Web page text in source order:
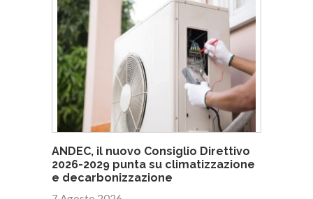
ANDEC, il nuovo Consiglio Direttivo
2026-2029 punta su climatizzazione
e decarbonizzazione